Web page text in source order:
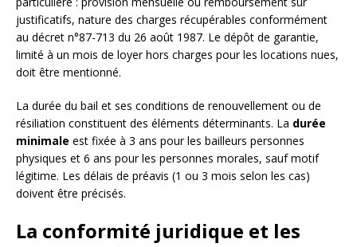
justificatifs, nature des charges récupérables conformément
au décret n°87-713 du 26 août 1987. Le dépôt de garantie,
limité à un mois de loyer hors charges pour les locations nues,
doit être mentionné.
La durée du bail et ses conditions de renouvellement ou de
résiliation constituent des éléments déterminants. La durée
minimale est fixée à 3 ans pour les bailleurs personnes
physiques et 6 ans pour les personnes morales, sauf motif
légitime. Les délais de préavis (1 ou 3 mois selon les cas)
doivent être précisés.
La conformité juridique et les